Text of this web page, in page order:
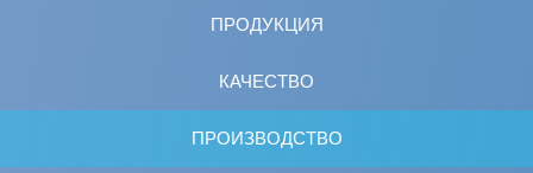
ПРОДУКЦИЯ
КАЧЕСТВО
ПРОИЗВОДСТВО